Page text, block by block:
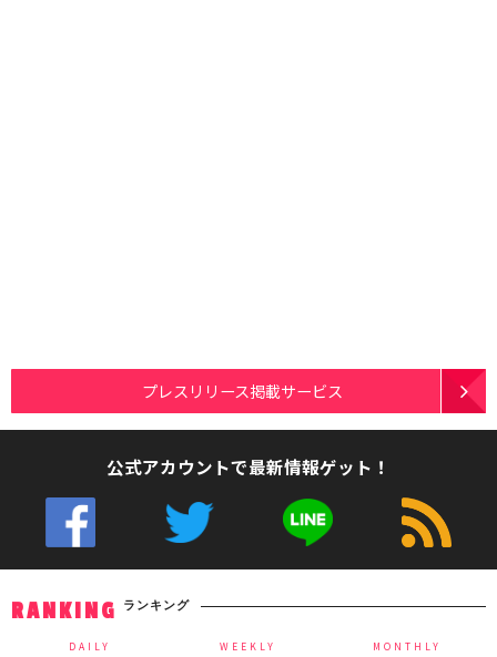
プレスリリース掲載サービス
公式アカウントで最新情報ゲット！
RANKING ランキング
DAILY WEEKLY MONTHLY